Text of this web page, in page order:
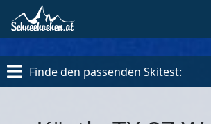
Finde den passenden Skitest: